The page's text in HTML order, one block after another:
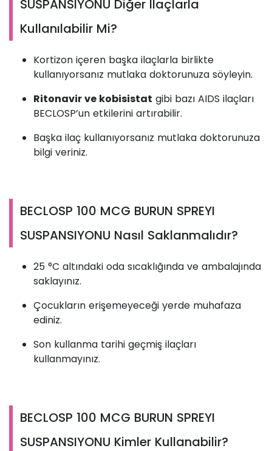
SUSPANSIYONU Diğer İlaçlarla
Kullanılabilir Mi?
Kortizon içeren başka ilaçlarla birlikte
kullanıyorsanız mutlaka doktorunuza söyleyin.
Ritonavir ve kobisistat gibi bazı AIDS ilaçları
BECLOSP’un etkilerini artırabilir.
Başka ilaç kullanıyorsanız mutlaka doktorunuza
bilgi veriniz.
BECLOSP 100 MCG BURUN SPREYI
SUSPANSIYONU Nasıl Saklanmalıdır?
25 °C altındaki oda sıcaklığında ve ambalajında
saklayınız.
Çocukların erişemeyeceği yerde muhafaza
ediniz.
Son kullanma tarihi geçmiş ilaçları
kullanmayınız.
BECLOSP 100 MCG BURUN SPREYI
SUSPANSIYONU Kimler Kullanabilir?